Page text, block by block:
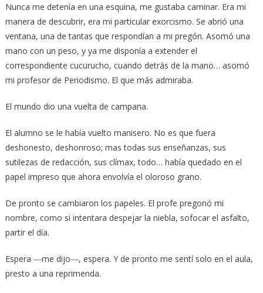
Nunca me detenía en una esquina, me gustaba caminar. Era mi
manera de descubrir, era mi particular exorcismo. Se abrió una
ventana, una de tantas que respondían a mi pregón. Asomó una
mano con un peso, y ya me disponía a extender el
correspondiente cucurucho, cuando detrás de la mano… asomó
mi profesor de Periodismo. El que más admiraba.
El mundo dio una vuelta de campana.
El alumno se le había vuelto manisero. No es que fuera
deshonesto, deshonroso; mas todas sus enseñanzas, sus
sutilezas de redacción, sus clímax, todo… había quedado en el
papel impreso que ahora envolvía el oloroso grano.
De pronto se cambiaron los papeles. El profe pregonó mi
nombre, como si intentara despejar la niebla, sofocar el asfalto,
partir el día.
Espera ―me dijo―, espera. Y de pronto me sentí solo en el aula,
presto a una reprimenda.